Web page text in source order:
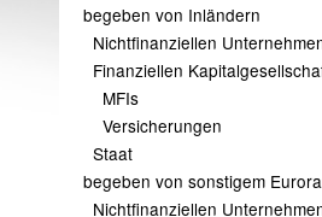
begeben von Inländern
Nichtfinanziellen
Finanziellen
MFIs
Versicherungen
Staat
begeben von sonstigem
Nichtfinanziellen